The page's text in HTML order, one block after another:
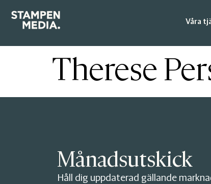
Våra
Therese
Månadsutskick
Håll dig uppdaterad gällande